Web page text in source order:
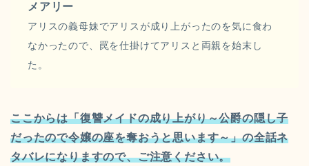
メアリー
アリスの義母妹でアリスが成り上がったのを気に食わ
なかったので、罠を仕掛けてアリスと両親を始末し
た。
ここからは「復讐メイドの成り上がり～公爵の隠し子
だったので令嬢の座を奪おうと思います～」の全話ネ
タバレになりますので、ご注意ください。